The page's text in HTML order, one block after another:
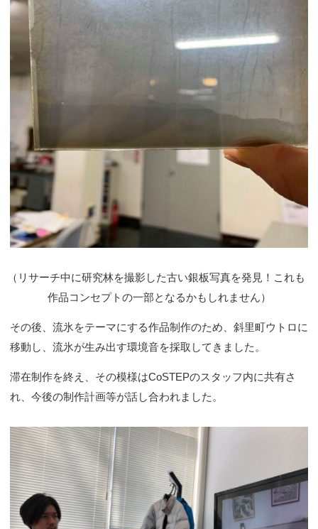
（ リサーチ中に研究林を撮影した古い銀板写真を発見！これも
作品コンセプトの一部となるかもしれません）
その後、流氷をテーマにする作品制作のため、斜里町ウトロに
移動し、流氷が生み出す環境音を採取してきました。
滞在制作を終え、その模様はCoSTEPのスタッフ内に共有さ
れ、今後の制作計画等が話し合われました。